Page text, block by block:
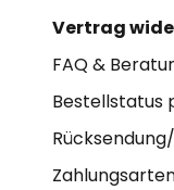
Vertrag
FAQ &
Bestellstatus